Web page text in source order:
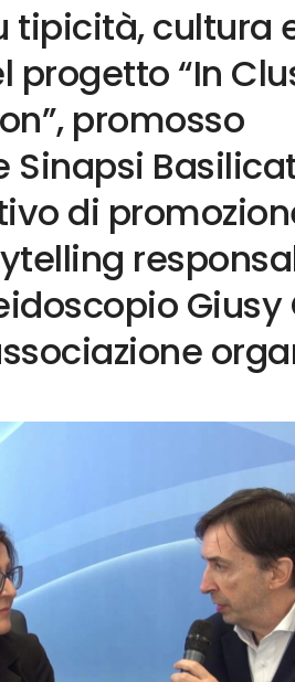
tipicità, cultura
progetto “In
promosso
Sinapsi
di
Giusy